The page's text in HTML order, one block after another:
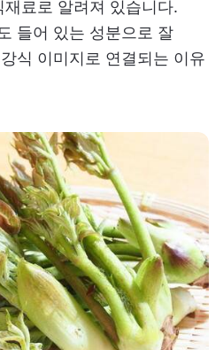
료로 알려져 있습니다.
들어 있는 성분으로 잘
식 이미지로 연결되는 이유